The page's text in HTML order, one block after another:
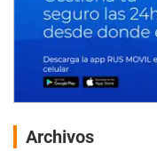
Archivos